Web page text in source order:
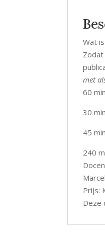
Wat
met
60
30
45
240
Prijs:
Deze